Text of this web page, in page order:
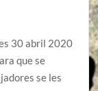
30 abril 2020
que se
se les